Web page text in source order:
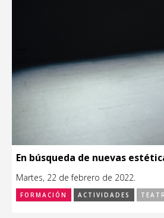
En búsqueda de nuevas
Martes, 22 de febrero de 2022.
FORMACIÓN ACTIVIDADES